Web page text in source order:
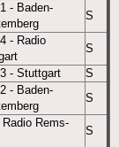
- Baden-
S
- Radio
S
- Stuttgart
S
- Baden-
S
Radio Rems-
S